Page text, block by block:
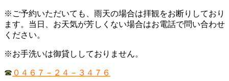
※ご予約いただいても、雨天の場合は拝観をお断りしており
ます。当日、お天気が芳しくない場合はお電話で問い合わせ
ください。
※お手洗いは御貸ししておりません。
☎ ０４６７－２４－３４７６